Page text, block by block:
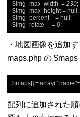
$img_max_width  = 230;
$img_max_height = null;
$img_percent    = null;
$img_rotate     = 0;
・地図画像を追加
maps.php の $maps
$maps[] = array(
配列に追加された